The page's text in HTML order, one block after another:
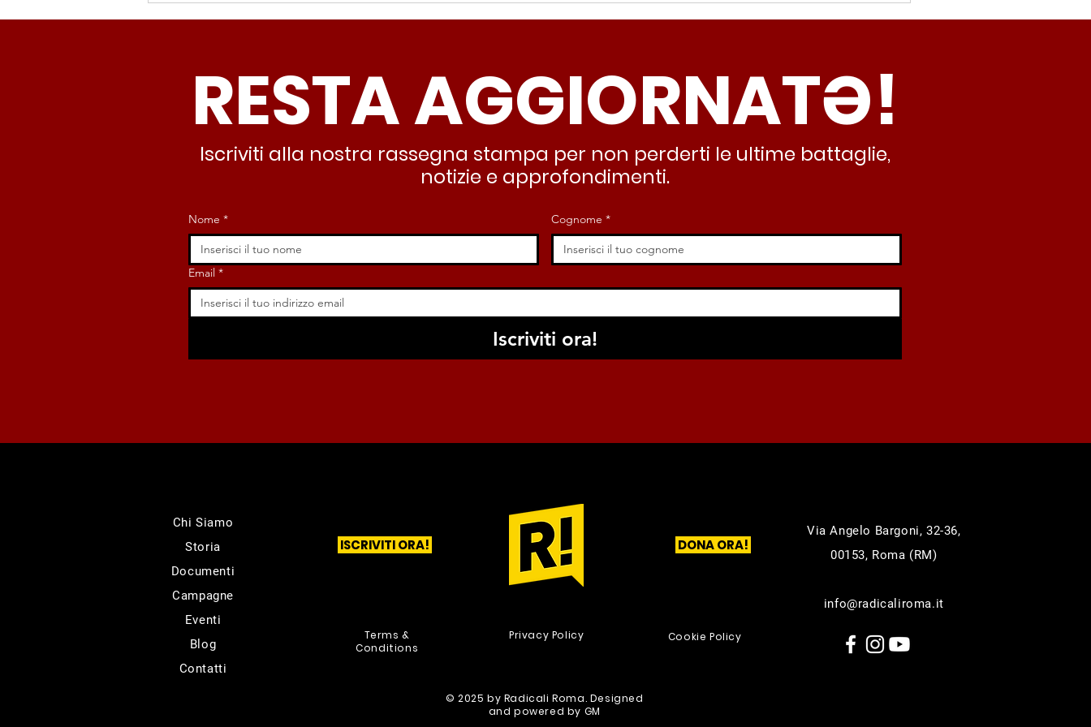
giudizio, visto oltretutto che
ragazzi e alle ragazze delle scuole
disegno di legge per dare piena
RESTA AGGIORNATƏ!
Iscriviti alla nostra rassegna stampa per non perderti le ultime battaglie,
notizie e approfondimenti.
Nome * Cognome *
Email *
Iscriviti ora!
Chi Siamo
Storia
Documenti
Campagne
Eventi
Blog
Contatti
ISCRIVITI ORA! DONA ORA!
Terms &
Conditions
Privacy Policy Cookie Policy
© 2025 by Radicali Roma. Designed
and powered by GM
Via Angelo Bargoni, 32-36,
00153, Roma (RM)
info@radicaliroma.it